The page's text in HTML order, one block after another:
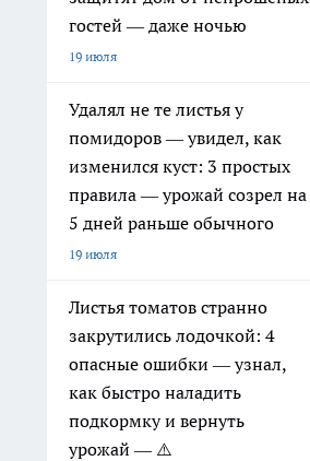
гостей — даже ночью
19 июля
Удалял не те листья у
помидоров — увидел, как
изменился куст: 3 простых
правила — урожай созрел на
5 дней раньше обычного
19 июля
Листья томатов странно
закрутились лодочкой: 4
опасные ошибки — узнал,
как быстро наладить
подкормку и вернуть
урожай — ⚠️